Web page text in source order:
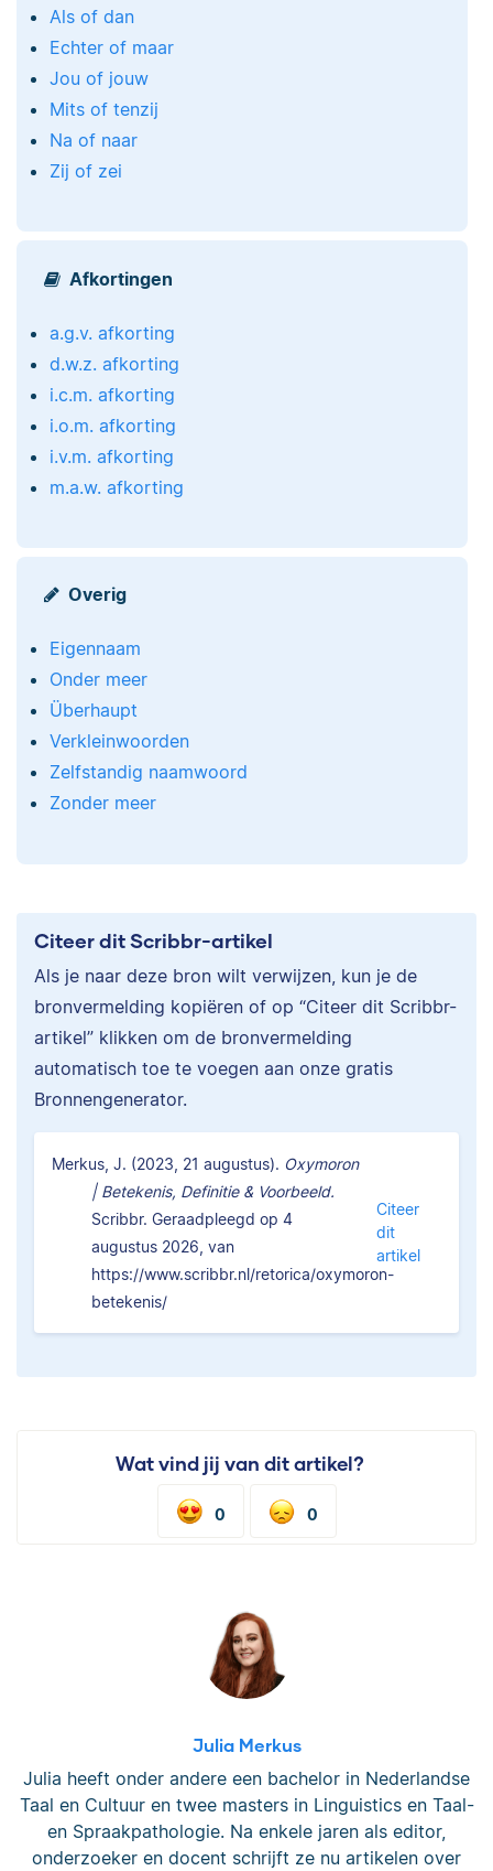
Als of dan
Echter of maar
Jou of jouw
Mits of tenzij
Na of naar
Zij of zei
Afkortingen
a.g.v. afkorting
d.w.z. afkorting
i.c.m. afkorting
i.o.m. afkorting
i.v.m. afkorting
m.a.w. afkorting
Overig
Eigennaam
Onder meer
Überhaupt
Verkleinwoorden
Zelfstandig naamwoord
Zonder meer
Citeer dit Scribbr-artikel
Als je naar deze bron wilt verwijzen, kun je de
bronvermelding kopiëren of op “Citeer dit Scribbr-
artikel” klikken om de bronvermelding
automatisch toe te voegen aan onze gratis
Bronnengenerator.
Merkus, J. (2023, 21 augustus). Oxymoron
| Betekenis, Definitie & Voorbeeld.
Scribbr. Geraadpleegd op 4
augustus 2026, van
https://www.scribbr.nl/retorica/oxymoron-
betekenis/
Citeer
dit
artikel
Wat vind jij van dit artikel?
0 0
Julia Merkus
Julia heeft onder andere een bachelor in Nederlandse
Taal en Cultuur en twee masters in Linguistics en Taal-
en Spraakpathologie. Na enkele jaren als editor,
onderzoeker en docent schrijft ze nu artikelen over